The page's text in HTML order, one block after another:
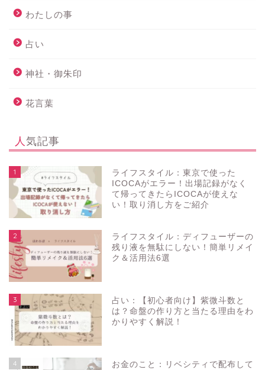
わたしの事
占い
神社・御朱印
花言葉
人気記事
1
ライフスタイル：東京で使った
ICOCAがエラー！出場記録がなく
て帰ってきたらICOCAが使えな
い！取り消し方をご紹介
2
ライフスタイル：ディフューザーの
残り液を無駄にしない！簡単リメイ
ク＆活用法6選
3
占い：【初心者向け】紫微斗数と
は？命盤の作り方と当たる理由をわ
かりやすく解説！
4
お金のこと：リベシティで配布して